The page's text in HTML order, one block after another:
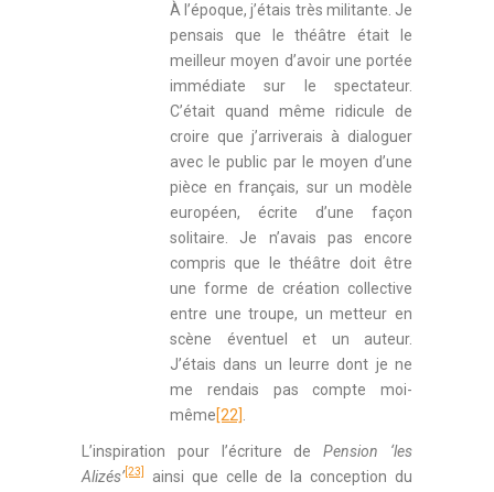
À l’époque, j’étais très militante. Je
pensais que le théâtre était le
meilleur moyen d’avoir une portée
immédiate sur le spectateur.
C’était quand même ridicule de
croire que j’arriverais à dialoguer
avec le public par le moyen d’une
pièce en français, sur un modèle
européen, écrite d’une façon
solitaire. Je n’avais pas encore
compris que le théâtre doit être
une forme de création collective
entre une troupe, un metteur en
scène éventuel et un auteur.
J’étais dans un leurre dont je ne
me rendais pas compte moi-
même[22]
L’inspiration pour l’écriture dePension ‘les
Alizés’[23]
ainsi que celle de la conception du